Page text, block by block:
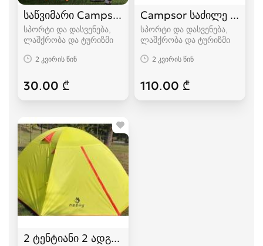
საწვიმარი Campsor
სპორტი და დასვენება,
ლაშქრობა და ტურიზმი
2 კვირის წინ
30.00 ₾
Campsor საძილე
სპორტი და დასვენება,
ლაშქრობა და ტურიზმი
2 კვირის წინ
110.00 ₾
2 ტენტიანი 2 ადგილიანი HASKY karavi კარვები